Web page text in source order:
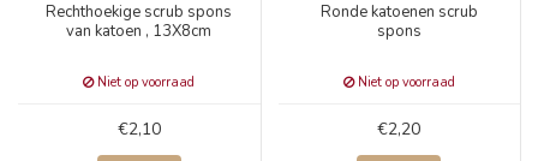
Rechthoekige scrub spons
van katoen , 13X8cm
Niet op voorraad
€2,10
Ronde katoenen scrub
spons
Niet op voorraad
€2,20